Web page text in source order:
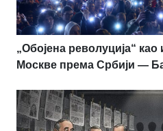
„Обојена револуција“
Москве према Србији —